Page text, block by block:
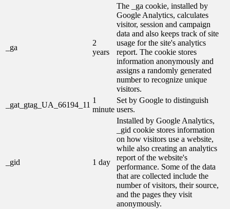
_ga
2
years
The _ga cookie, installed by
Google Analytics, calculates
visitor, session and campaign
data and also keeps track of site
usage for the site's analytics
report. The cookie stores
information anonymously and
assigns a randomly generated
number to recognize unique
visitors.
_gat_gtag_UA_66194_11
1
minute
Set by Google to distinguish
users.
_gid 1 day
Installed by Google Analytics,
_gid cookie stores information
on how visitors use a website,
while also creating an analytics
report of the website's
performance. Some of the data
that are collected include the
number of visitors, their source,
and the pages they visit
anonymously.